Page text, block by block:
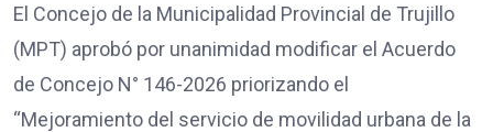
El Concejo de la Municipalidad Provincial de Trujillo
(MPT) aprobó por unanimidad modificar el Acuerdo
de Concejo N° 146-2026 priorizando el
“Mejoramiento del servicio de movilidad urbana de la